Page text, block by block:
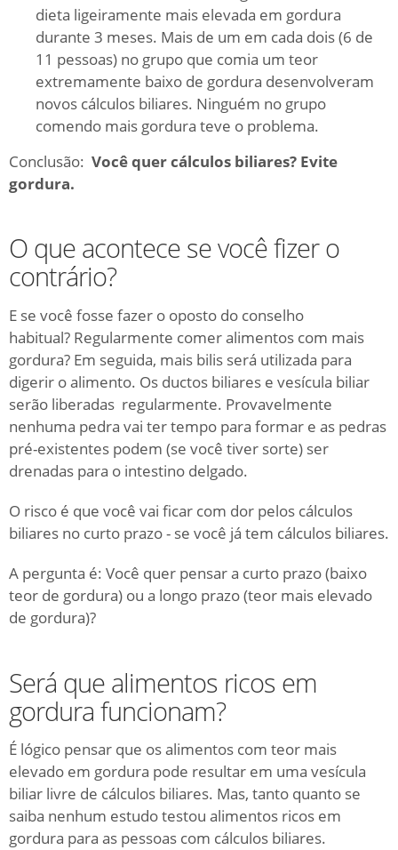
dieta ligeiramente mais elevada em gordura
durante 3 meses. Mais de um em cada dois (6 de
11 pessoas) no grupo que comia um teor
extremamente baixo de gordura desenvolveram
novos cálculos biliares. Ninguém no grupo
comendo mais gordura teve o problema.
Conclusão: Você quer cálculos biliares? Evite
gordura.
O que acontece se você fizer o
contrário?
E se você fosse fazer o oposto do conselho
habitual? Regularmente comer alimentos com mais
gordura? Em seguida, mais bilis será utilizada para
digerir o alimento. Os ductos biliares e vesícula biliar
serão liberadas regularmente. Provavelmente
nenhuma pedra vai ter tempo para formar e as pedras
pré-existentes podem (se você tiver sorte) ser
drenadas para o intestino delgado.
O risco é que você vai ficar com dor pelos cálculos
biliares no curto prazo - se você já tem cálculos biliares.
A pergunta é: Você quer pensar a curto prazo (baixo
teor de gordura) ou a longo prazo (teor mais elevado
de gordura)?
Será que alimentos ricos em
gordura funcionam?
É lógico pensar que os alimentos com teor mais
elevado em gordura pode resultar em uma vesícula
biliar livre de cálculos biliares. Mas, tanto quanto se
saiba nenhum estudo testou alimentos ricos em
gordura para as pessoas com cálculos biliares.